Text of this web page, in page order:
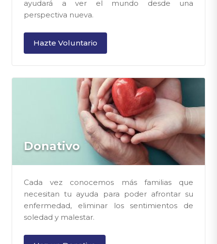
ayudará a ver el mundo desde una
perspectiva nueva.
Hazte Voluntario
Donativo
Cada vez conocemos más familias que
necesitan tu ayuda para poder afrontar su
enfermedad, eliminar los sentimientos de
soledad y malestar.